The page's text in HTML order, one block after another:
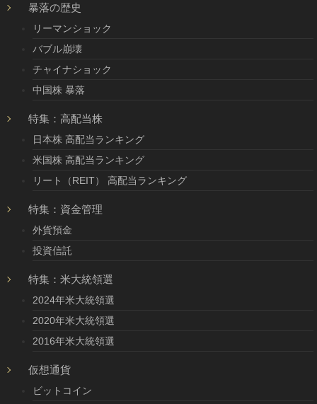
暴落の歴史
リーマンショック
バブル崩壊
チャイナショック
中国株 暴落
特集：高配当株
日本株 高配当ランキング
米国株 高配当ランキング
リート（REIT） 高配当ランキング
特集：資金管理
外貨預金
投資信託
特集：米大統領選
2024年米大統領選
2020年米大統領選
2016年米大統領選
仮想通貨
ビットコイン